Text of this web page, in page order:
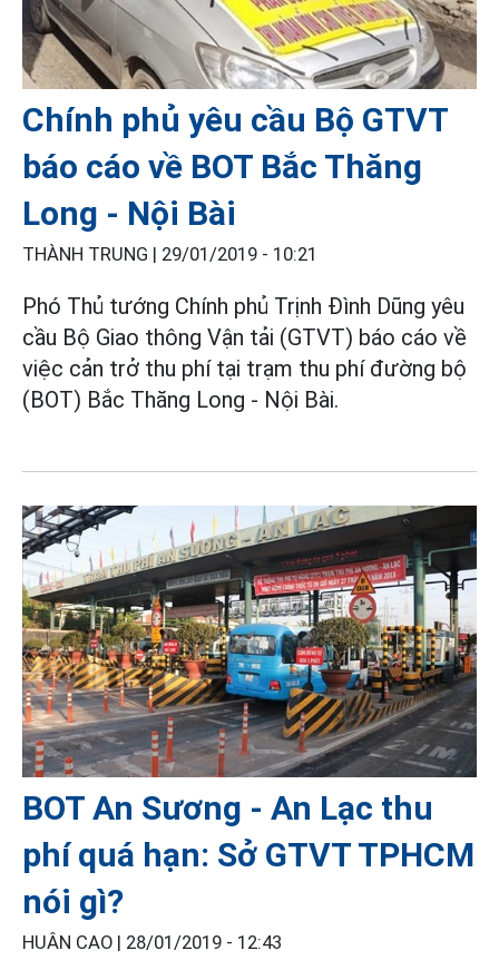
Chính phủ yêu cầu Bộ GTVT
báo cáo về BOT Bắc Thăng
Long - Nội Bài
THÀNH TRUNG | 29/01/2019 - 10:21
Phó Thủ tướng Chính phủ Trịnh Đình Dũng yêu
cầu Bộ Giao thông Vận tải (GTVT) báo cáo về
việc cản trở thu phí tại trạm thu phí đường bộ
(BOT) Bắc Thăng Long - Nội Bài.
BOT An Sương - An Lạc thu
phí quá hạn: Sở GTVT TPHCM
nói gì?
HUÂN CAO | 28/01/2019 - 12:43